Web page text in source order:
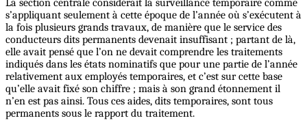
s’appliquant seulement à cette époque de l’année où s’exécutent à
la fois plusieurs grands travaux, de manière que le service des
conducteurs dits permanents devenait insuffisant ; partant de là,
elle avait pensé que l’on ne devait comprendre les traitements
indiqués dans les états nominatifs que pour une partie de l’année
relativement aux employés temporaires, et c’est sur cette base
qu’elle avait fixé son chiffre ; mais à son grand étonnement il
n’en est pas ainsi. Tous ces aides, dits temporaires, sont tous
permanents sous le rapport du traitement.